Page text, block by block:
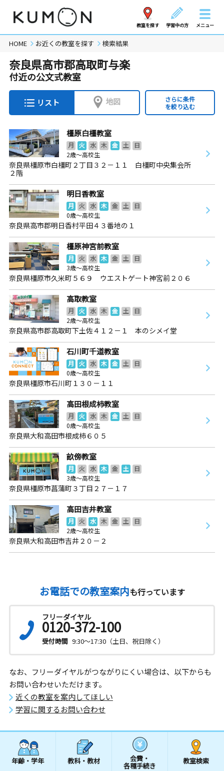
教室を探す 学習中の方 メニュー
HOME お近くの教室を探す 検索結果
奈良県高市郡高取町与楽
付近の公文式教室
リスト 地図
さらに条件
を絞り込む
橿原白橿教室
月 火 水 木 金 土
日
2歳～高校生
奈良県橿原市白橿町２丁目３２－１１ 白橿町中央集会所
２階
明日香教室
月 火 水 木 金 土
日
0歳～高校生
奈良県高市郡明日香村平田４３番地の１
橿原神宮前教室
月 火 水 木 金 土
日
3歳～高校生
奈良県橿原市久米町５６９ ウエストゲート神宮前２０６
高取教室
月 火 水 木 金 土
日
2歳～高校生
奈良県高市郡高取町下土佐４１２－１ 本のシメイ堂
石川町千道教室
月 火 水 木 金 土
日
0歳～高校生
奈良県橿原市石川町１３０－１１
高田根成柿教室
月 火 水 木 金 土
日
0歳～高校生
奈良県大和高田市根成柿６０５
畝傍教室
月 火 水 木 金 土
日
3歳～高校生
奈良県橿原市菖蒲町３丁目２７－１７
高田吉井教室
月 火 水 木 金 土
日
2歳～高校生
奈良県大和高田市吉井２０－２
お電話での教室案内も行っています
フリーダイヤル
0120-372-100
受付時間 9:30～17:30（土日、祝日除く）
なお、フリーダイヤルがつながりにくい場合は、以下からも
お問い合わせいただけます。
近くの教室を案内してほしい
学習に関するお問い合わせ
年齢・学年 教科・教材 会費・
各種手続き
教室検索